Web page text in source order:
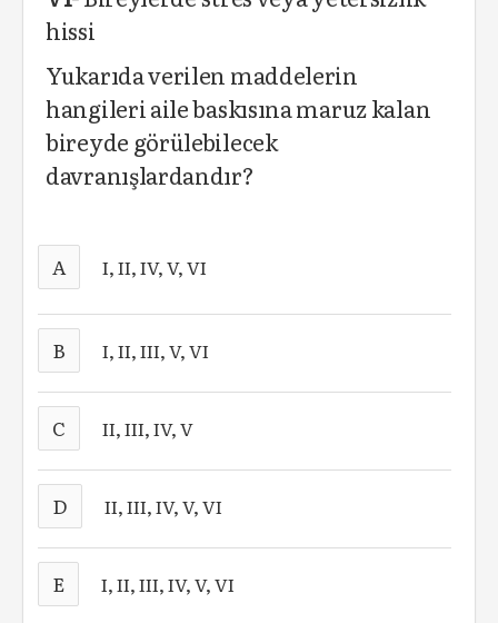
hissi
Yukarıda verilen maddelerin
hangileri aile baskısına maruz kalan
bireyde görülebilecek
davranışlardandır?
A I, II, IV, V, VI
B I, II, III, V, VI
C II, III, IV, V
D II, III, IV, V, VI
E I, II, III, IV, V, VI